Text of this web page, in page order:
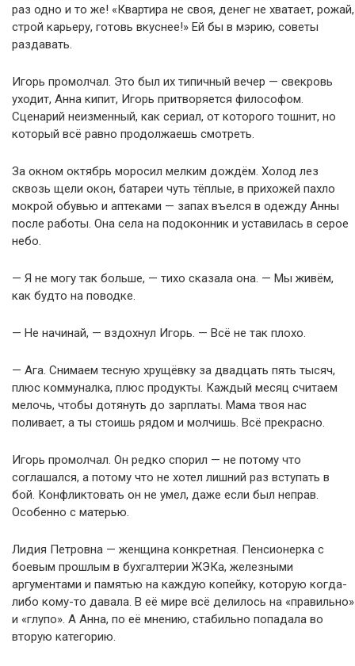
раз одно и то же! «Квартира не своя, денег не хватает, рожай,
строй карьеру, готовь вкуснее!» Ей бы в мэрию, советы
раздавать.
Игорь промолчал. Это был их типичный вечер — свекровь
уходит, Анна кипит, Игорь притворяется философом.
Сценарий неизменный, как сериал, от которого тошнит, но
который всё равно продолжаешь смотреть.
За окном октябрь моросил мелким дождём. Холод лез
сквозь щели окон, батареи чуть тёплые, в прихожей пахло
мокрой обувью и аптеками — запах въелся в одежду Анны
после работы. Она села на подоконник и уставилась в серое
небо.
— Я не могу так больше, — тихо сказала она. — Мы живём,
как будто на поводке.
— Не начинай, — вздохнул Игорь. — Всё не так плохо.
— Ага. Снимаем тесную хрущёвку за двадцать пять тысяч,
плюс коммуналка, плюс продукты. Каждый месяц считаем
мелочь, чтобы дотянуть до зарплаты. Мама твоя нас
поливает, а ты стоишь рядом и молчишь. Всё прекрасно.
Игорь промолчал. Он редко спорил — не потому что
соглашался, а потому что не хотел лишний раз вступать в
бой. Конфликтовать он не умел, даже если был неправ.
Особенно с матерью.
Лидия Петровна — женщина конкретная. Пенсионерка с
боевым прошлым в бухгалтерии ЖЭКа, железными
аргументами и памятью на каждую копейку, которую когда-
либо кому-то давала. В её мире всё делилось на «правильно»
и «глупо». А Анна, по её мнению, стабильно попадала во
вторую категорию.